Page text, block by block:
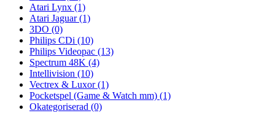
Atari Lynx (1)
Atari Jaguar(1)
3DO (0)
Philips CDi (10)
Philips Videopac (13)
Spectrum 48K (4)
Intellivision (10)
Vectrex & Luxor(1)
Pocketspel (Game & Watch mm) (1)
Okategoriserad (0)